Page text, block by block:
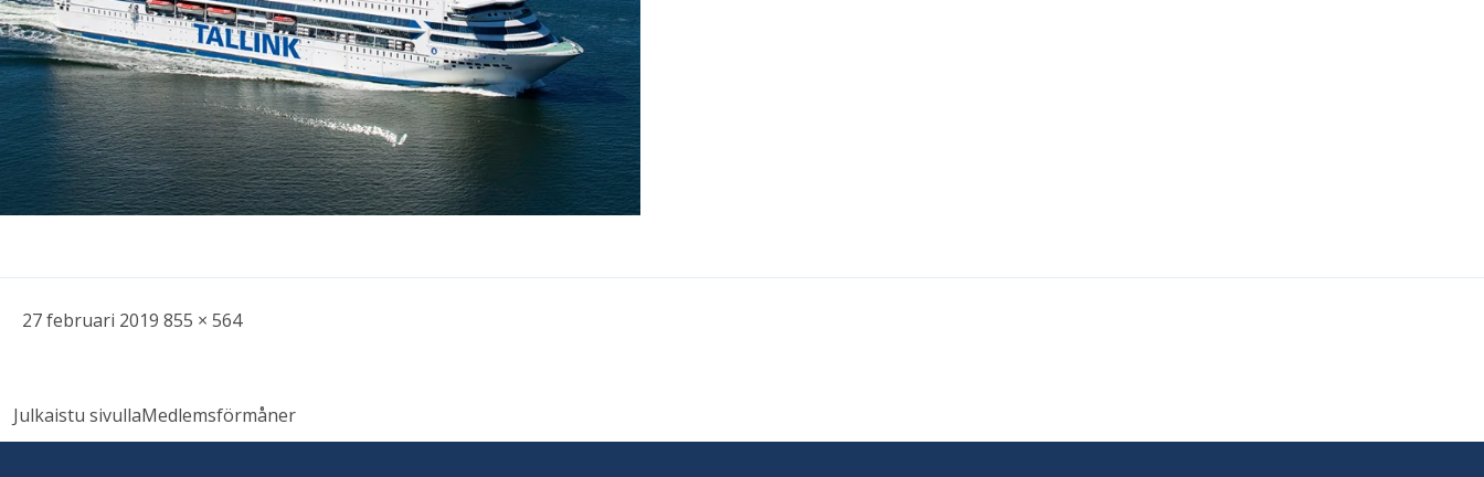
Skriven
27 februari 2019 Bild
storlek
855 × 564
Inläggsnavigering
Julkaistu sivullaMedlemsförmåner